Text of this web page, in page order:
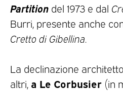
Partition del 1973 e dal
Burri, presente anche
Cretto di Gibellina
La declinazione
altri, a Le Corbusier (in